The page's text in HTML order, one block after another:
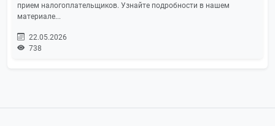
прием налогоплательщиков. Узнайте подробности в нашем
материале...
22.05.2026
738